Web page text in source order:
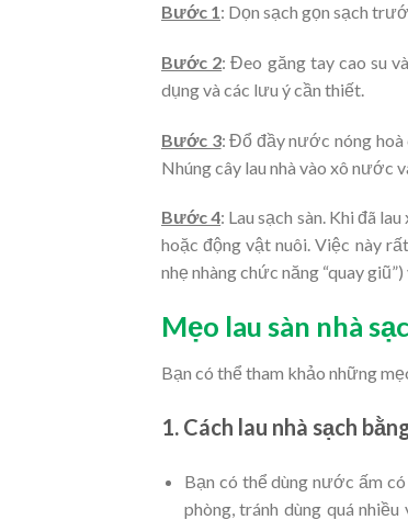
Bước 1: Dọn sạch gọn sạch
Bước 2: Đeo găng tay cao su
dụng và các lưu ý cần thiết.
Bước 3: Đổ đầy nước nóng hoà
Nhúng cây lau nhà vào xô nước
Bước 4: Lau sạch sàn. Khi đã
hoặc động vật nuôi. Việc này
nhẹ nhàng chức năng “quay
Mẹo lau sàn nhà
Bạn có thể tham khảo những
1. Cách lau nhà sạch
Bạn có thể dùng nước ấm
phòng, tránh dùng quá